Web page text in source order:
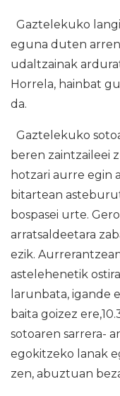
Gaztelekuko
eguna duten
udaltzainak
Horrela, hainbat
da.
Gaztelekuko
beren zaintzaileei
hotzari aurre egin
bitartean
bospasei urte.
arratsaldeetara
ezik.
astelehenetik
larunbata, igande
baita goizez
sotoaren sarrera-
egokitzeko lanak
zen, abuztuan